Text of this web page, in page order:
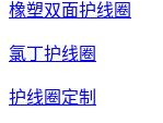
橡塑双面护线圈
氯丁护线圈
护线圈定制